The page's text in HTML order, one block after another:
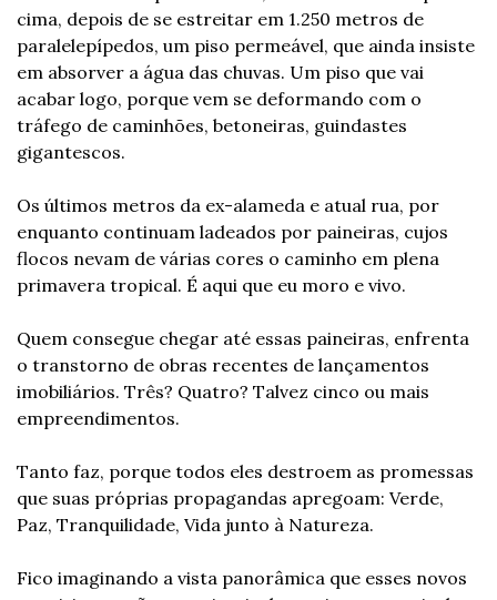
cima, depois de se estreitar em 1.250 metros de
paralelepípedos, um piso permeável, que ainda insiste
em absorver a água das chuvas. Um piso que vai
acabar logo, porque vem se deformando com o
tráfego de caminhões, betoneiras, guindastes
gigantescos.
Os últimos metros da ex-alameda e atual rua, por
enquanto continuam ladeados por paineiras, cujos
flocos nevam de várias cores o caminho em plena
primavera tropical. É aqui que eu moro e vivo.
Quem consegue chegar até essas paineiras, enfrenta
o transtorno de obras recentes de lançamentos
imobiliários. Três? Quatro? Talvez cinco ou mais
empreendimentos.
Tanto faz, porque todos eles destroem as promessas
que suas próprias propagandas apregoam: Verde,
Paz, Tranquilidade, Vida junto à Natureza.
Fico imaginando a vista panorâmica que esses novos